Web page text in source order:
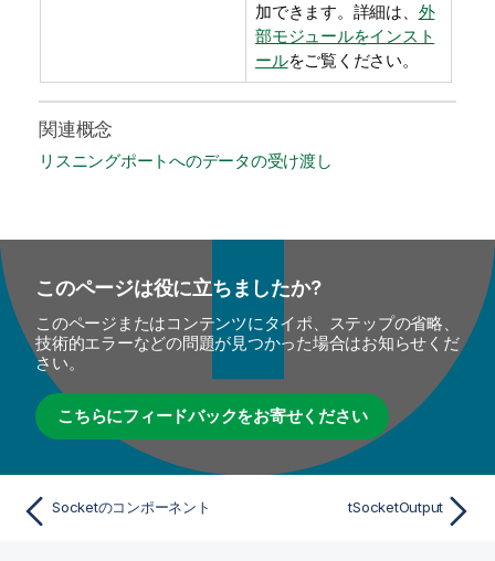
加できます。詳細は、 外
部モジュールをインスト
ールをご覧ください。
関連概念
リスニングポートへのデータの受け渡し
このページは役に立ちましたか?
このページまたはコンテンツにタイポ、ステップの省略、
技術的エラーなどの問題が見つかった場合はお知らせくだ
さい。
こちらにフィードバックをお寄せください
Socketのコンポーネント tSocketOutput